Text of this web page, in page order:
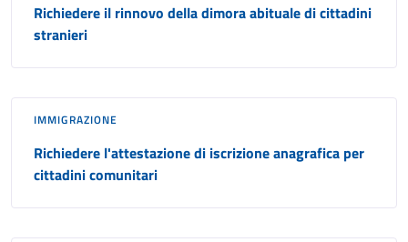
Richiedere il rinnovo della dimora abituale di cittadini
stranieri
IMMIGRAZIONE
Richiedere l'attestazione di iscrizione anagrafica per
cittadini comunitari